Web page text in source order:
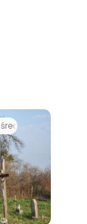
średni